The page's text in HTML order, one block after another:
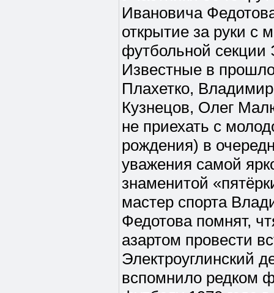
Ивановича
открытие за руки с
футбольной секции
Известные в
Плахетко,
Кузнецов, Олег
не приехать с
рождения) в
уважения самой
знаменитой
мастер спорта
Федотова помнят,
азартом провести
Электроуглинский
вспомнило редком